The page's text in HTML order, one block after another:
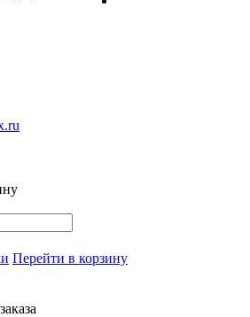
Перейти в корзину